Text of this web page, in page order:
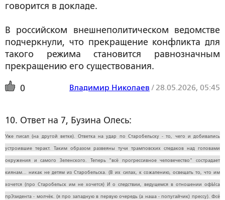
говорится в докладе.
В российском внешнеполитическом ведомстве
подчеркнули, что прекращение конфликта для
такого режима становится равнозначным
прекращению его существования.
0 Владимир Николаев / 28.05.2026, 05:45
10. Ответ на 7, Бузина Олесь:
Уже писал (на другой ветке). Ответка на удар по Старобельску - то, чего и добивались
устроившие теракт. Таким образом развеяны тучи трамповских следаков над головами
окружения и самого Зеленского. Теперь "всё прогрессивное человечество" сострадает
киянам... никак не детям из Старобельска. (В их силах, к сожалению, освещать то, что им
хочется (про Старобельск им не хочется) И о следствии, ведущемся в отношении офЫса
прЭзидента - молчёк. (я про западную в первую очередь (а наша - попугайчик) прессу). Фсё